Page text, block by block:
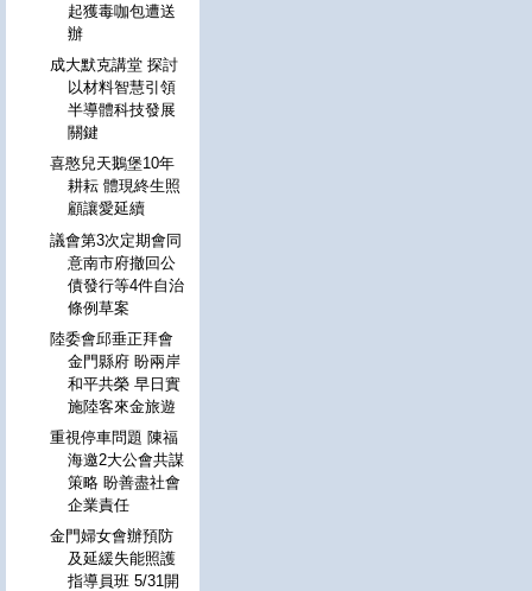
起獲毒咖包遭送
辦
成大默克講堂 探討
以材料智慧引領
半導體科技發展
關鍵
喜憨兒天鵝堡10年
耕耘 體現終生照
顧讓愛延續
議會第3次定期會同
意南市府撤回公
債發行等4件自治
條例草案
陸委會邱垂正拜會
金門縣府 盼兩岸
和平共榮 早日實
施陸客來金旅遊
重視停車問題 陳福
海邀2大公會共謀
策略 盼善盡社會
企業責任
金門婦女會辦預防
及延緩失能照護
指導員班 5/31開